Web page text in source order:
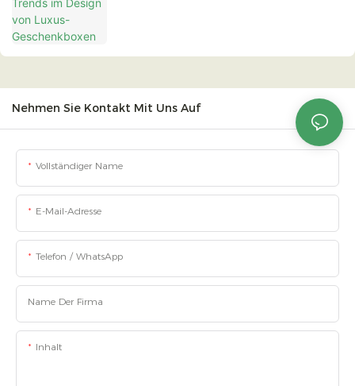
Nehmen Sie Kontakt Mit Uns Auf
Vollständiger Name
E-Mail-Adresse
Telefon / WhatsApp
Name Der Firma
Inhalt